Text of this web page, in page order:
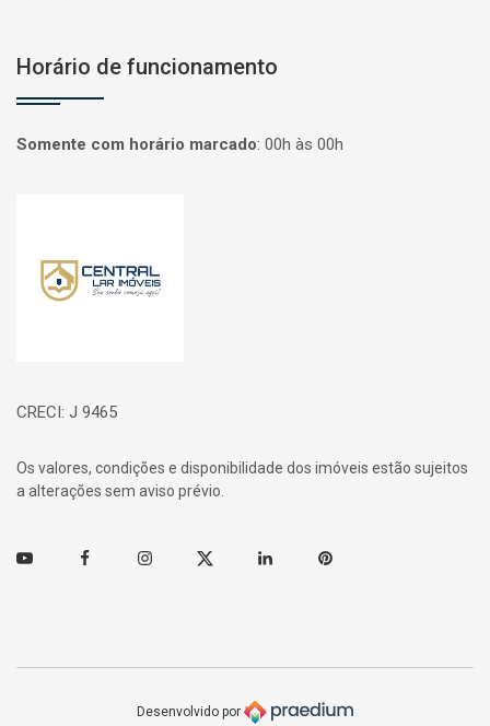
Horário de funcionamento
Somente com horário marcado: 00h às 00h
CRECI: J 9465
Os valores, condições e disponibilidade dos imóveis estão sujeitos
a alterações sem aviso prévio.
Youtube FacebookInstagramTwitter Linkedin Pinterest
Desenvolvido por